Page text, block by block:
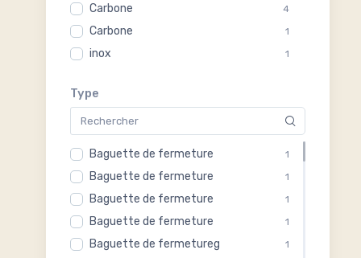
Carbone 4
Carbone 1
inox 1
Type
Baguette de fermeture 1
Baguette de fermeture 1
Baguette de fermeture 1
Baguette de fermeture 1
Baguette de fermetureg 1